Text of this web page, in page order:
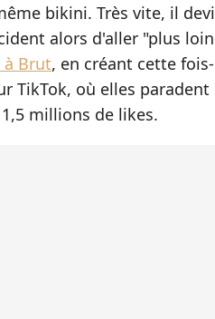
bikini. Très vite, il
alors d'aller "plus
à Brut, en créant cette
TikTok, où elles
millions de likes.